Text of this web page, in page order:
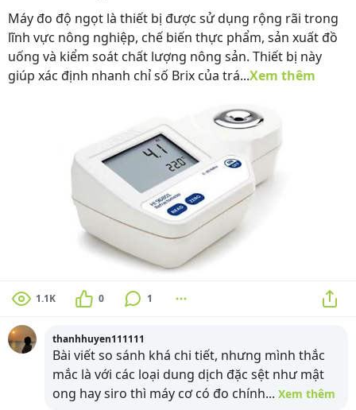
Máy đo độ ngọt là thiết bị được sử dụng rộng rãi trong
lĩnh vực nông nghiệp, chế biến thực phẩm, sản xuất đồ
uống và kiểm soát chất lượng nông sản. Thiết bị này
giúp xác định nhanh chỉ số Brix của trá...Xem thêm
1.1K 0 1
thanhhuyen111111
Bài viết so sánh khá chi tiết, nhưng mình thắc
mắc là với các loại dung dịch đặc sệt như mật
ong hay siro thì máy cơ có đo chính... Xem thêm